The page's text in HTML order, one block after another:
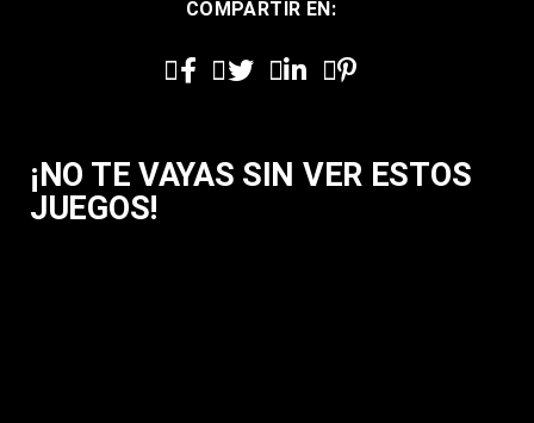
COMPARTIR EN:
¡NO TE VAYAS SIN VER ESTOS
JUEGOS!